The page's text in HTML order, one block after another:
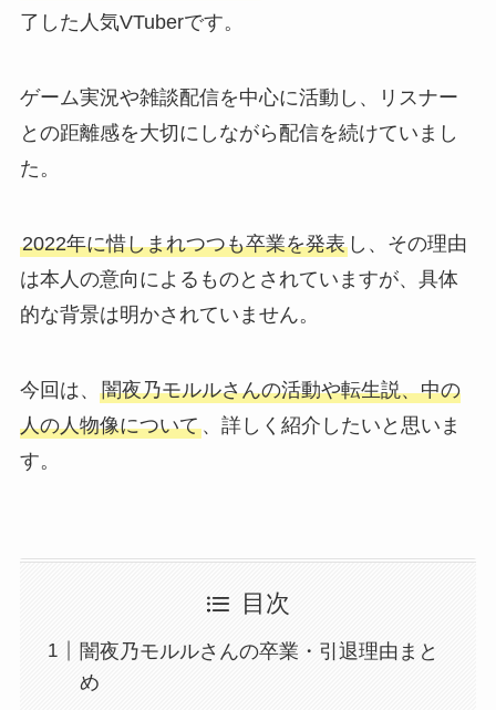
了した人気VTuberです。
ゲーム実況や雑談配信を中心に活動し、リスナー
との距離感を大切にしながら配信を続けていまし
た。
2022年に惜しまれつつも卒業を発表し、その理由
は本人の意向によるものとされていますが、具体
的な背景は明かされていません。
今回は、 闇夜乃モルルさんの活動や転生説、中の
人の人物像について、詳しく紹介したいと思いま
す。
目次
闇夜乃モルルさんの卒業・引退理由まと
め